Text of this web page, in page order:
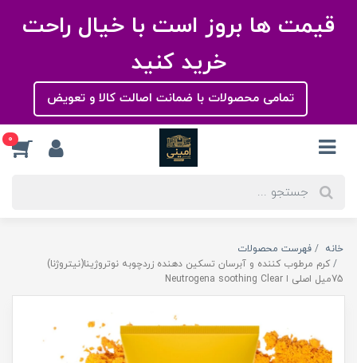
قیمت ها بروز است با خیال راحت
خرید کنید
تمامی محصولات با ضمانت اصالت کالا و تعویض
0
خانه
فهرست محصولات
کرم مرطوب کننده و آبرسان تسکین دهنده زردچوبه نوتروژینا(نیتروژنا)
75میل اصلی ا Neutrogena soothing Clear